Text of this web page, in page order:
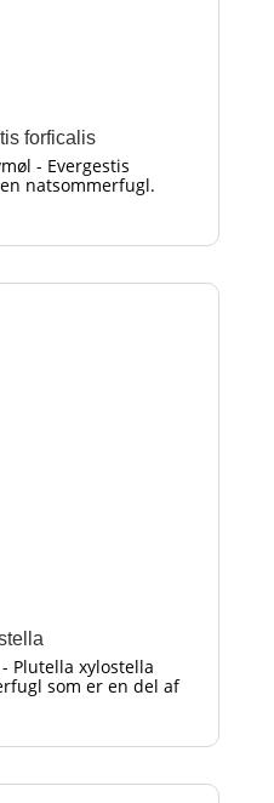
forficalis
- Evergestis
natsommerfugl.
Plutella xylostella
som er en del af